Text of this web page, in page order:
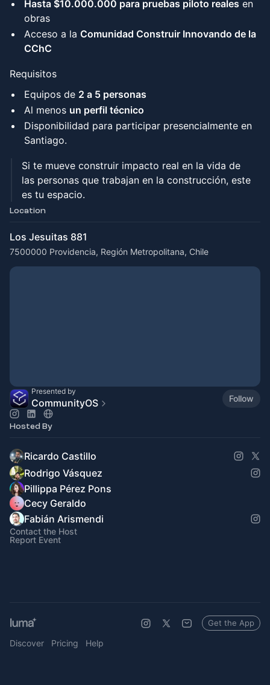
Hasta $10.000.000 para pruebas piloto reales en
obras
Acceso a la Comunidad Construir Innovando de la
CChC
Requisitos
Equipos de 2 a 5 personas
Al menos un perfil técnico
Disponibilidad para participar presencialmente en
Santiago.
Si te mueve construir impacto real en la vida de
las personas que trabajan en la construcción, este
es tu espacio.
Location
Los Jesuitas 881
7500000 Providencia, Región Metropolitana, Chile
Presented by
CommunityOS Follow
Hosted By
Ricardo Castillo
Rodrigo Vásquez
Pillippa Pérez Pons
Cecy Geraldo
Fabián Arismendi
Contact the Host
Report Event
Discover Pricing Help
Get the App